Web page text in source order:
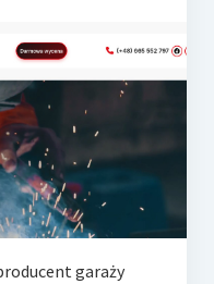
garaży